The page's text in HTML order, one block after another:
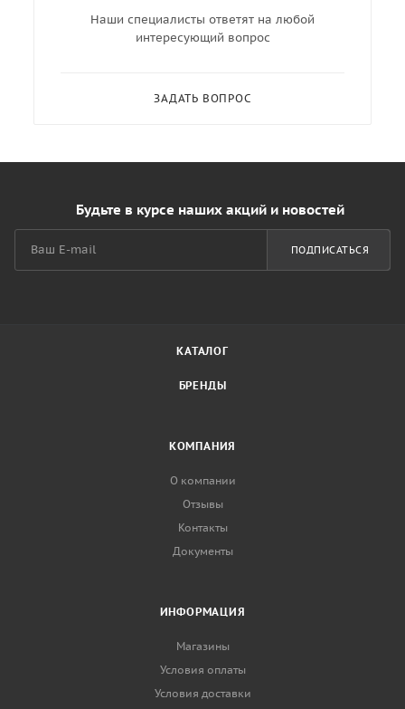
Наши специалисты ответят на любой
интересующий вопрос
ЗАДАТЬ ВОПРОС
Будьте в курсе наших акций и новостей
ПОДПИСАТЬСЯ
КАТАЛОГ
БРЕНДЫ
КОМПАНИЯ
О компании
Отзывы
Контакты
Документы
ИНФОРМАЦИЯ
Магазины
Условия оплаты
Условия доставки